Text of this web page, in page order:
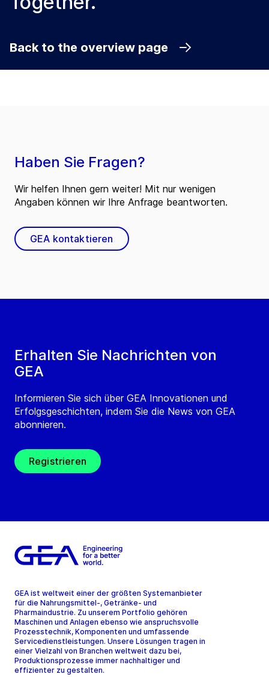
Back to the overview page
Erhalten Sie Nachrichten von
GEA
Informieren Sie sich über GEA Innovationen und
Erfolgsgeschichten, indem Sie die News von GEA
abonnieren.
Registrieren
Haben Sie Fragen?
Wir helfen Ihnen gern weiter! Mit nur wenigen
Angaben können wir Ihre Anfrage beantworten.
GEA kontaktieren
GEA ist weltweit einer der größten Systemanbieter
für die Nahrungsmittel-, Getränke- und
Pharmaindustrie. Zu unserem Portfolio gehören
Maschinen und Anlagen ebenso wie anspruchsvolle
Prozesstechnik, Komponenten und umfassende
Servicedienstleistungen. Unsere Lösungen tragen in
einer Vielzahl von Branchen weltweit dazu bei,
Produktionsprozesse immer nachhaltiger und
effizienter zu gestalten.